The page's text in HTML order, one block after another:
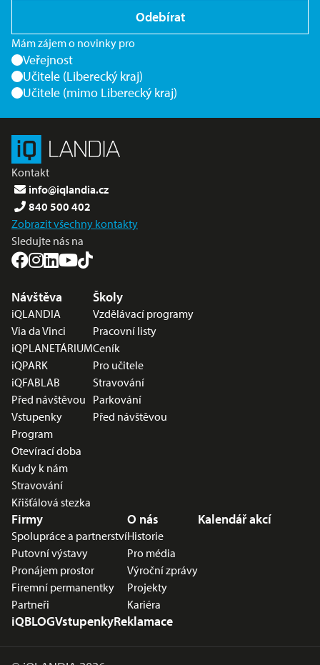
Odebírat
Mám zájem o novinky pro
Veřejnost
Učitele (Liberecký kraj)
Učitele (mimo Liberecký kraj)
Kontakt
info@iqlandia.cz
840 500 402
Zobrazit všechny kontakty
Sledujte nás na
Nabídka v zápatí
Návštěva
iQLANDIA
Via da Vinci
iQPLANETÁRIUM
iQPARK
iQFABLAB
Před návštěvou
Vstupenky
Program
Otevírací doba
Kudy k nám
Stravování
Křišťálová stezka
Školy
Vzdělávací programy
Pracovní listy
Ceník
Pro učitele
Stravování
Parkování
Před návštěvou
Firmy
Spolupráce a partnerství
Putovní výstavy
Pronájem prostor
Firemní permanentky
Partneři
O nás
Historie
Pro média
Výroční zprávy
Projekty
Kariéra
Kalendář akcí
iQBLOGVstupenkyReklamace